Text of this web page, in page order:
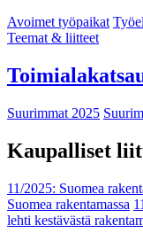
Avoimet työpaikat
Teemat & liitteet
Suurimmat 2025
Kaupalliset
11/2025: Suomea
Suomea rakentamassa
lehti kestävästä